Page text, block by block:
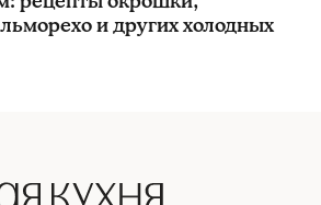
и других холодных